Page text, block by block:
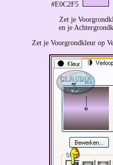
#E0C2F5
Zet je
en je
Zet je Voorgrondkleur op